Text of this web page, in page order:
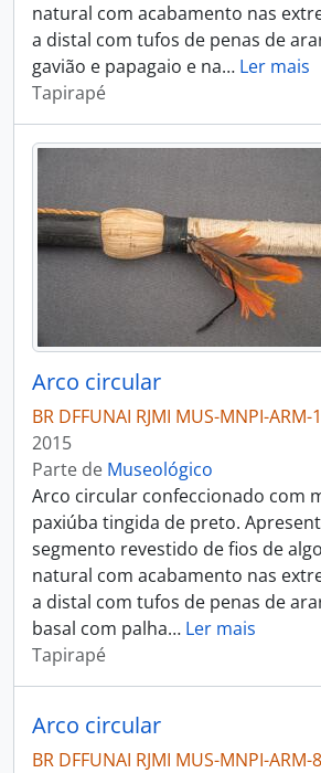
natural com acabamento nas
a distal com tufos de penas de
gavião e papagaio e na… Ler mais
Tapirapé
Arco circular
BR DFFUNAI RJMI MUS-MNPI-ARM-
2015
Parte de Museológico
Arco circular confeccionado com
paxiúba tingida de preto.
segmento revestido de fios de
natural com acabamento nas
a distal com tufos de penas de
basal com palha… Ler mais
Tapirapé
Arco circular
BR DFFUNAI RJMI MUS-MNPI-ARM-